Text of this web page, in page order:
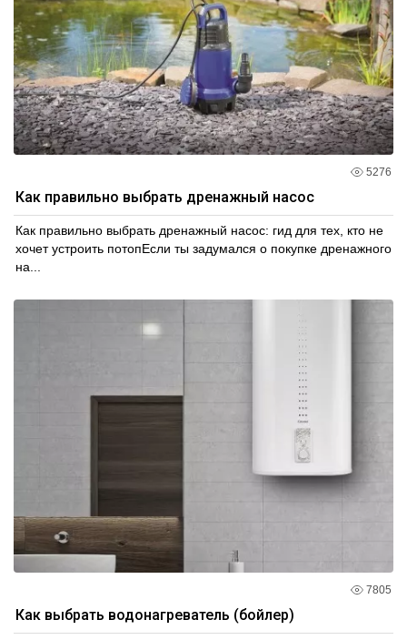
5276
Как правильно выбрать дренажный насос
Как правильно выбрать дренажный насос: гид для тех, кто не
хочет устроить потопЕсли ты задумался о покупке дренажного
на...
7805
Как выбрать водонагреватель (бойлер)